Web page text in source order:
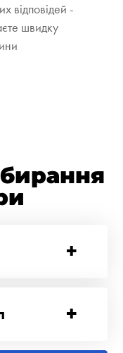
відповідей -
швидку
+
+